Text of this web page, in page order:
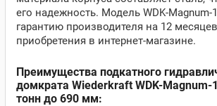
его надежность. Модель WDK-Magnum-
гарантию производителя на 12
приобретения в интернет-магазине.
Преимущества подкатного
домкрата Wiederkraft WDK-Magnum-
тонн до 690 мм: